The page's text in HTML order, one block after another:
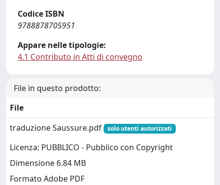
Codice ISBN
9788878705951
Appare nelle tipologie:
4.1 Contributo in Atti di convegno
File in questo prodotto:
File
traduzione Saussure.pdf
solo utenti autorizzati
Licenza: PUBBLICO - Pubblico con Copyright
Dimensione 6.84 MB
Formato Adobe PDF